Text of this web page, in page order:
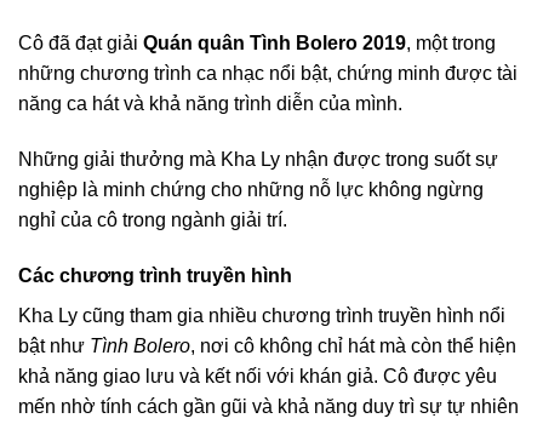
Cô đã đạt giải Quán quân Tình Bolero 2019, một trong
những chương trình ca nhạc nổi bật, chứng minh được tài
năng ca hát và khả năng trình diễn của mình.
Những giải thưởng mà Kha Ly nhận được trong suốt sự
nghiệp là minh chứng cho những nỗ lực không ngừng
nghỉ của cô trong ngành giải trí.
Các chương trình truyền hình
Kha Ly cũng tham gia nhiều chương trình truyền hình nổi
bật như Tình Bolero, nơi cô không chỉ hát mà còn thể hiện
khả năng giao lưu và kết nối với khán giả. Cô được yêu
mến nhờ tính cách gần gũi và khả năng duy trì sự tự nhiên